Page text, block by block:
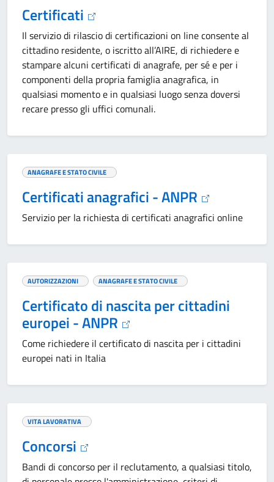
Certificati
Il servizio di rilascio di certificazioni on line consente al
cittadino residente, o iscritto all’AIRE, di richiedere e
stampare alcuni certificati di anagrafe, per sé e per i
componenti della propria famiglia anagrafica, in
qualsiasi momento e in qualsiasi luogo senza doversi
recare presso gli uffici comunali.
ANAGRAFE E STATO CIVILE
Certificati anagrafici - ANPR
Servizio per la richiesta di certificati anagrafici online
AUTORIZZAZIONI ANAGRAFE E STATO CIVILE
Certificato di nascita per cittadini
europei - ANPR
Come richiedere il certificato di nascita per i cittadini
europei nati in Italia
VITA LAVORATIVA
Concorsi
Bandi di concorso per il reclutamento, a qualsiasi titolo,